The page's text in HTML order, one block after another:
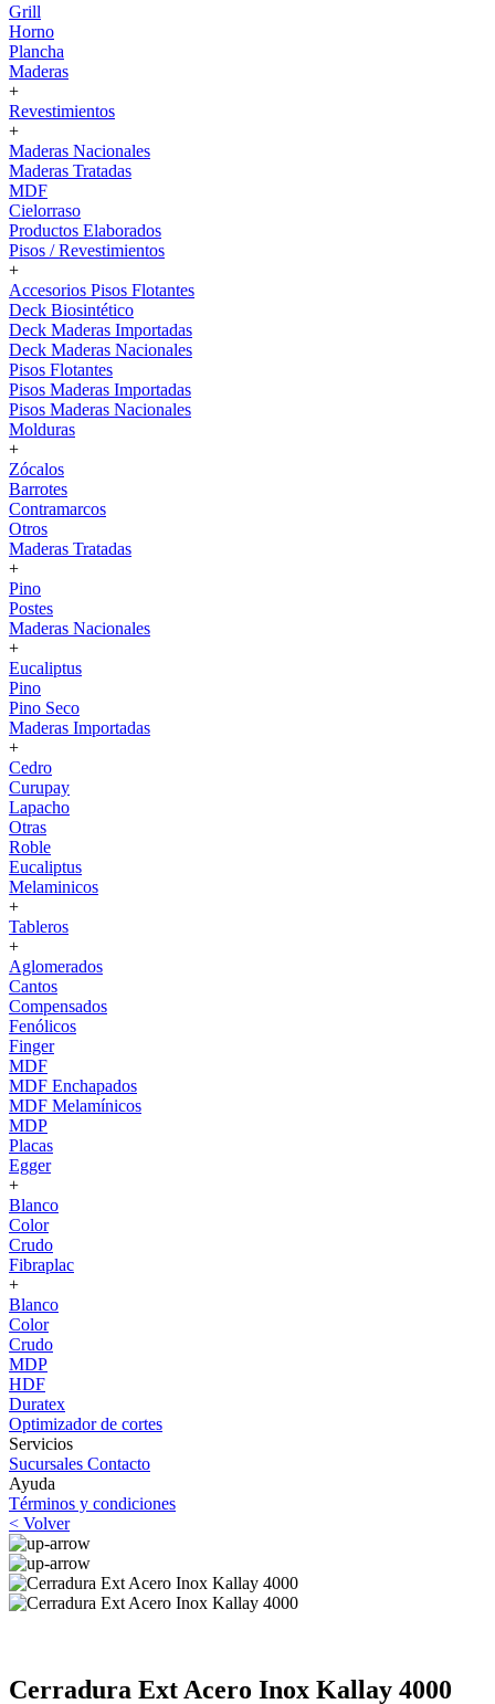
Grill
Horno
Plancha
Maderas
+
Revestimientos
+
Maderas Nacionales
Maderas Tratadas
MDF
Cielorraso
Productos Elaborados
Pisos / Revestimientos
+
Accesorios Pisos Flotantes
Deck Biosintético
Deck Maderas Importadas
Deck Maderas Nacionales
Pisos Flotantes
Pisos Maderas Importadas
Pisos Maderas Nacionales
Molduras
+
Zócalos
Barrotes
Contramarcos
Otros
Maderas Tratadas
+
Pino
Postes
Maderas Nacionales
+
Eucaliptus
Pino
Pino Seco
Maderas Importadas
+
Cedro
Curupay
Lapacho
Otras
Roble
Eucaliptus
Melaminicos
+
Tableros
+
Aglomerados
Cantos
Compensados
Fenólicos
Finger
MDF
MDF Enchapados
MDF Melamínicos
MDP
Placas
Egger
+
Blanco
Color
Crudo
Fibraplac
+
Blanco
Color
Crudo
MDP
HDF
Duratex
Optimizador de cortes
Servicios
Sucursales Contacto
Ayuda
Términos y condiciones
< Volver
Cerradura Ext Acero Inox Kallay 4000